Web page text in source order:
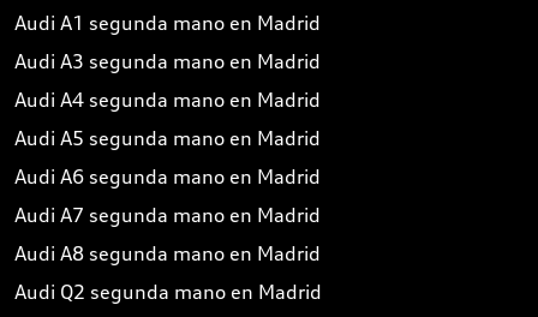
Audi A1 segunda mano en Madrid
Audi A3 segunda mano en Madrid
Audi A4 segunda mano en Madrid
Audi A5 segunda mano en Madrid
Audi A6 segunda mano en Madrid
Audi A7 segunda mano en Madrid
Audi A8 segunda mano en Madrid
Audi Q2 segunda mano en Madrid